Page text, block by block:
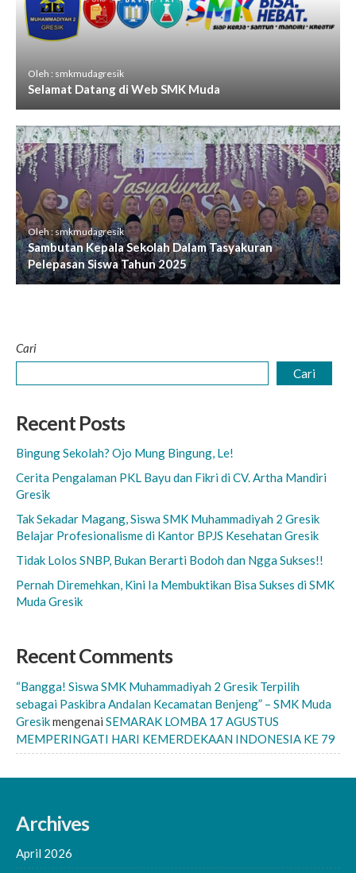
Oleh : smkmudagresik
Selamat Datang di Web SMK Muda
Oleh : smkmudagresik
Sambutan Kepala Sekolah Dalam Tasyakuran
Pelepasan Siswa Tahun 2025
Cari
Cari
Recent Posts
Bingung Sekolah? Ojo Mung Bingung, Le!
Cerita Pengalaman PKL Bayu dan Fikri di CV. Artha Mandiri
Gresik
Tak Sekadar Magang, Siswa SMK Muhammadiyah 2 Gresik
Belajar Profesionalisme di Kantor BPJS Kesehatan Gresik
Tidak Lolos SNBP, Bukan Berarti Bodoh dan Ngga Sukses!!
Pernah Diremehkan, Kini Ia Membuktikan Bisa Sukses di SMK
Muda Gresik
Recent Comments
“Bangga! Siswa SMK Muhammadiyah 2 Gresik Terpilih
sebagai Paskibra Andalan Kecamatan Benjeng” – SMK Muda
Gresikmengenai SEMARAK LOMBA 17 AGUSTUS
MEMPERINGATI HARI KEMERDEKAAN INDONESIA KE 79
Archives
April 2026